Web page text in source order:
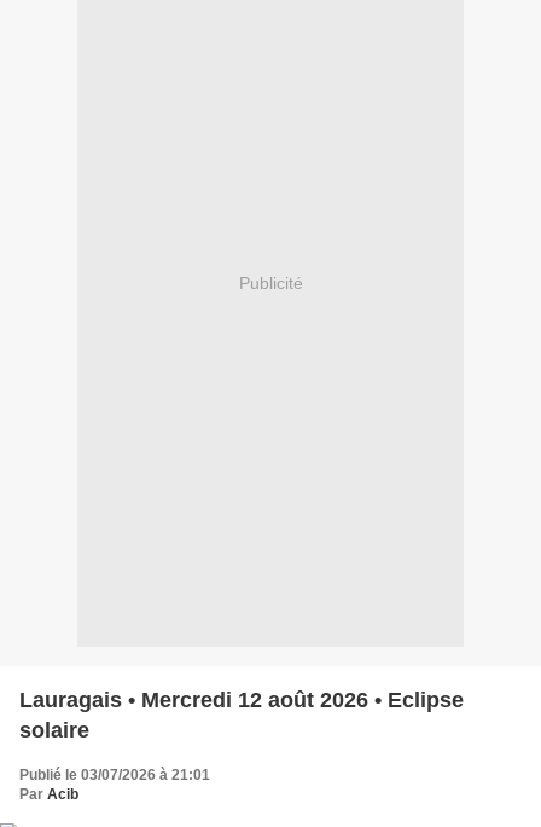
Publicité
Lauragais • Mercredi 12 août 2026 • Eclipse
solaire
Publié le 03/07/2026 à 21:01
Par Acib